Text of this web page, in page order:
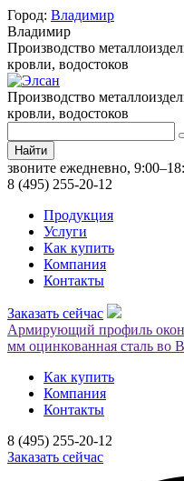
Город: Владимир
Владимир
Производство
кровли, водостоков
Производство
кровли, водостоков
Найти
звоните ежедневно,
8 (495) 255-20-12
Продукция
Услуги
Как купить
Компания
Контакты
Заказать сейчас
Армирующий профиль
мм оцинкованная сталь во
Как купить
Компания
Контакты
8 (495) 255-20-12
Заказать сейчас